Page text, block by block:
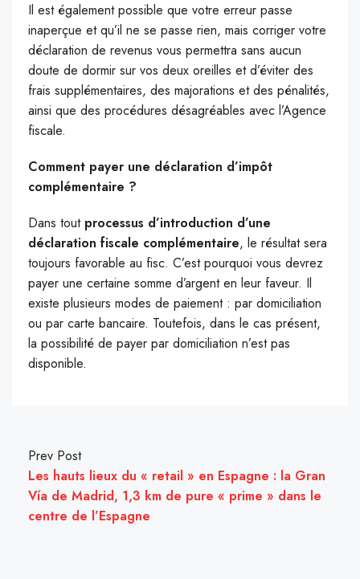
Il est également possible que votre erreur passe
inaperçue et qu’il ne se passe rien, mais corriger votre
déclaration de revenus vous permettra sans aucun
doute de dormir sur vos deux oreilles et d’éviter des
frais supplémentaires, des majorations et des pénalités,
ainsi que des procédures désagréables avec l’Agence
fiscale.
Comment payer une déclaration d’impôt
complémentaire ?
Dans tout processus d’introduction d’une
déclaration fiscale complémentaire, le résultat sera
toujours favorable au fisc. C’est pourquoi vous devrez
payer une certaine somme d’argent en leur faveur. Il
existe plusieurs modes de paiement : par domiciliation
ou par carte bancaire. Toutefois, dans le cas présent,
la possibilité de payer par domiciliation n’est pas
disponible.
Prev Post
Les hauts lieux du « retail » en Espagne : la Gran
Vía de Madrid, 1,3 km de pure « prime » dans le
centre de l’Espagne